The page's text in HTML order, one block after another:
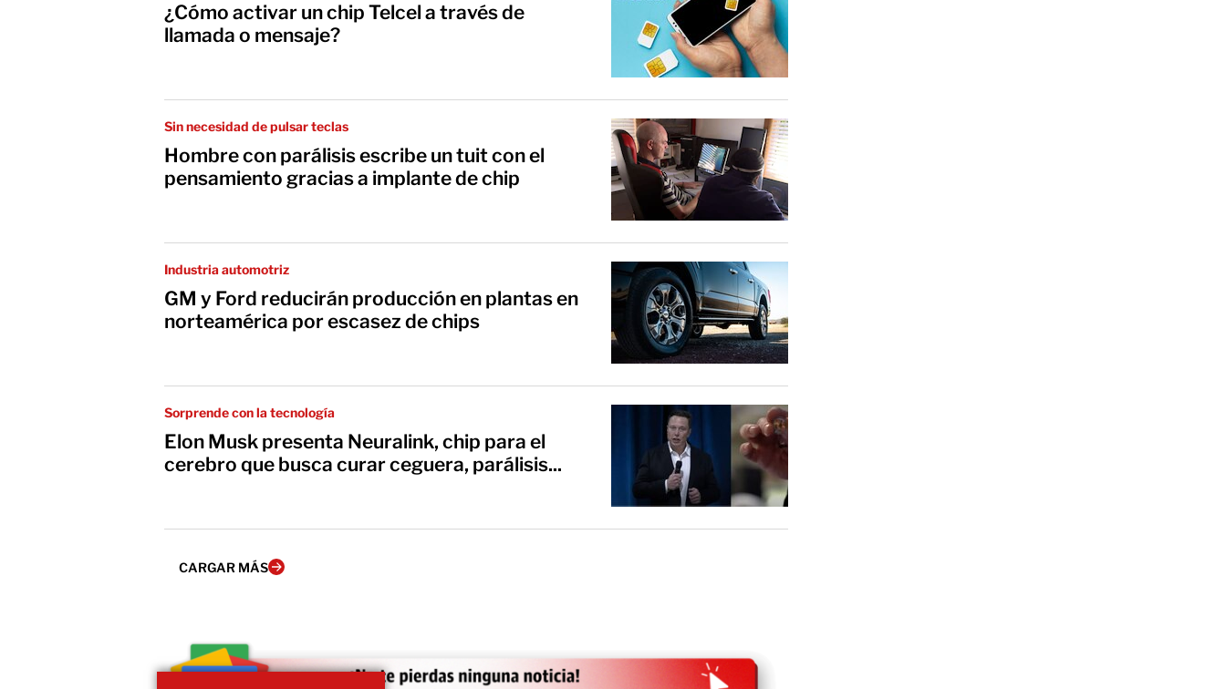
¿Cómo activar un chip Telcel a través de
llamada o mensaje?
Sin necesidad de pulsar teclas
Hombre con parálisis escribe un tuit con el
pensamiento gracias a implante de chip
Industria automotriz
GM y Ford reducirán producción en plantas en
norteamérica por escasez de chips
Sorprende con la tecnología
Elon Musk presenta Neuralink, chip para el
cerebro que busca curar ceguera, parálisis...
CARGAR MÁS